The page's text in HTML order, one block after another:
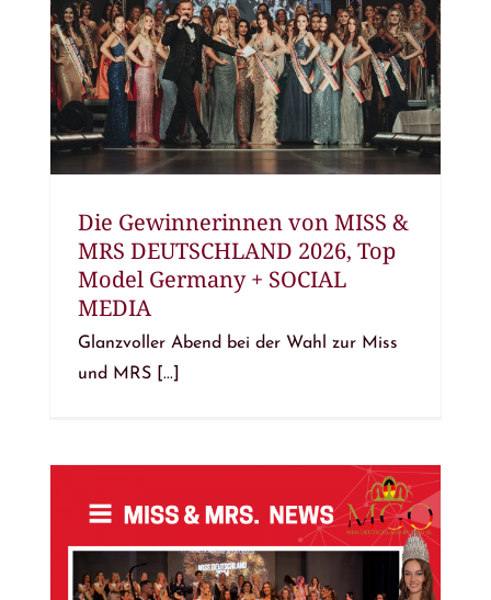
Die Gewinnerinnen von MISS &
MRS DEUTSCHLAND 2026, Top
Model Germany + SOCIAL
MEDIA
Glanzvoller Abend bei der Wahl zur Miss
und MRS [...]